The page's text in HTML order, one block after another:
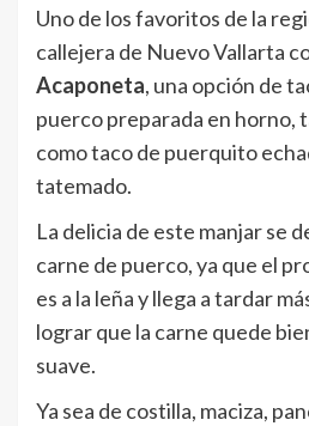
Uno de los favoritos de la
callejera de Nuevo Vallarta
Acaponeta, una opción de
puerco preparada en horno,
como taco de puerquito
tatemado.
La delicia de este manjar se
carne de puerco, ya que el
es a la leña y llega a tardar
lograr que la carne quede
suave.
Ya sea de costilla, maciza,